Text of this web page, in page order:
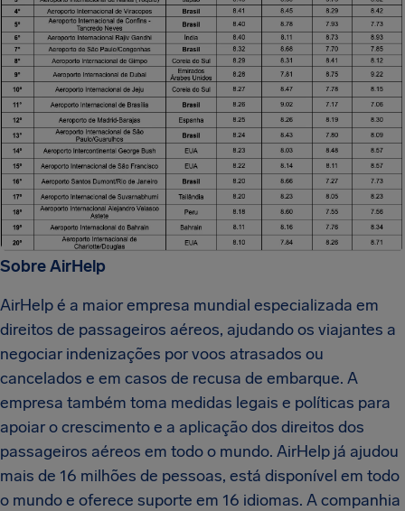
Sobre AirHelp
AirHelp é a maior empresa mundial especializada em
direitos de passageiros aéreos, ajudando os viajantes a
negociar indenizações por voos atrasados ou
cancelados e em casos de recusa de embarque. A
empresa também toma medidas legais e políticas para
apoiar o crescimento e a aplicação dos direitos dos
passageiros aéreos em todo o mundo. AirHelp já ajudou
mais de 16 milhões de pessoas, está disponível em todo
o mundo e oferece suporte em 16 idiomas. A companhia